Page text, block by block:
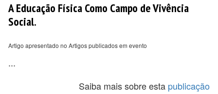
A Educação Física Como Campo de Vivência
Social.
Artigo apresentado no Artigos publicados em evento
...
Saiba mais sobre esta publicação